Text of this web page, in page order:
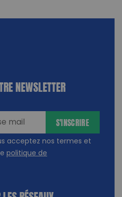
NEWSLETTER
acceptez nos termes et
politique de
S'INSCRIRE